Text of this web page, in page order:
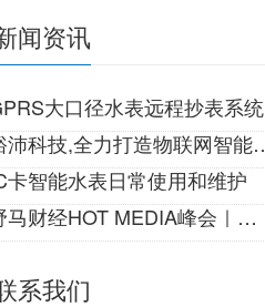
闻资讯
大口径水表远程抄表系统
科技,全力打造物联网智能生活!
卡智能水表日常使用和维护
财经HOT MEDIA峰会｜一份来自22世纪的邀请
系我们